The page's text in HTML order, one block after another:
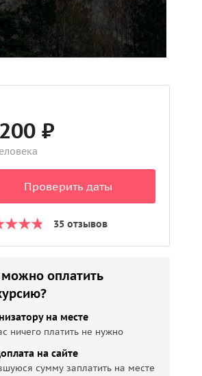
₽
Проверить даты
35 отзывов
оплатить
на месте
ничего платить не нужно
на сайте
сумму заплатить на месте